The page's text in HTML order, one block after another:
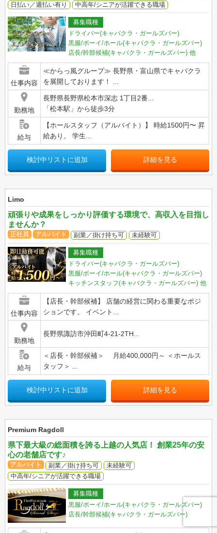
日払い／週払い有り
中高年/シニアが活躍できる職場
募集職種
ドライバー(キャバクラ・ガールズバー)
黒服/ボーイ/ホール(キャバクラ・ガールズバー)
店長/幹部候補(キャバクラ・ガールズバー) 他
仕事内容
≪からっ風グループ≫ 長野県・富山県でキャバクラ
を展開しております！ ...
勤務地
長野県長野県松本市深志 1丁目2番...
「松本駅」から徒歩3分
給与
【ホールスタッフ（アルバイト）】 時給1500円〜 昇
給あり。 学生...
検討中リストに追加 詳細を見る
Limo
頑張りや成果をしっかり評価する環境で、高収入を目指し
ませんか？
正社員 アルバイト 副業／掛け持ち可 未経験可
募集職種
ドライバー(キャバクラ・ガールズバー)
黒服/ボーイ/ホール(キャバクラ・ガールズバー)
キッチンスタッフ(キャバクラ・ガールズバー) 他
仕事内容
【店長・幹部候補】 店舗の経営に関わる重要なポジ
ションです。 イベント...
勤務地
長野県諏訪市沖田町4-21-2TH...
給与
＜店長・幹部候補＞ 月給400,000円～ ＜ホールス
タッフ＞ ...
検討中リストに追加 詳細を見る
Premium Ragdoll
県下最大級の総面積を誇る上越の人気店！ 創業25年の安
心の老舗店です♪
アルバイト 副業／掛け持ち可
未経験可
中高年/シニアが活躍できる職場
募集職種
黒服/ボーイ/ホール(キャバクラ・ガールズバー)
店長/幹部候補(キャバクラ・ガールズバー)